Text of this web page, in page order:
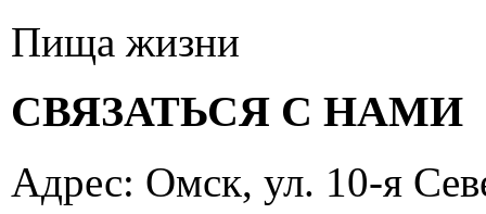
Пища жизни
СВЯЗАТЬСЯ С НАМИ
Адрес: Омск, ул. 10-я